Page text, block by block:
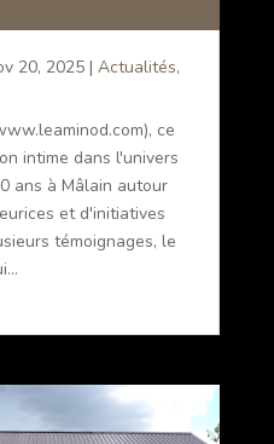
20, 2025| Actualités,
ce
intime dans l'univers
ans à Mâlain autour
et d'initiatives
témoignages, le